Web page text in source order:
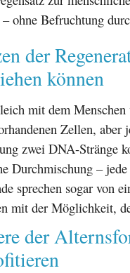
ohne Befruchtung
der
können
mit dem
Zellen, aber
zwei DNA-Stränge
Durchmischung –
sprechen sogar von
mit der Möglichkeit,
der